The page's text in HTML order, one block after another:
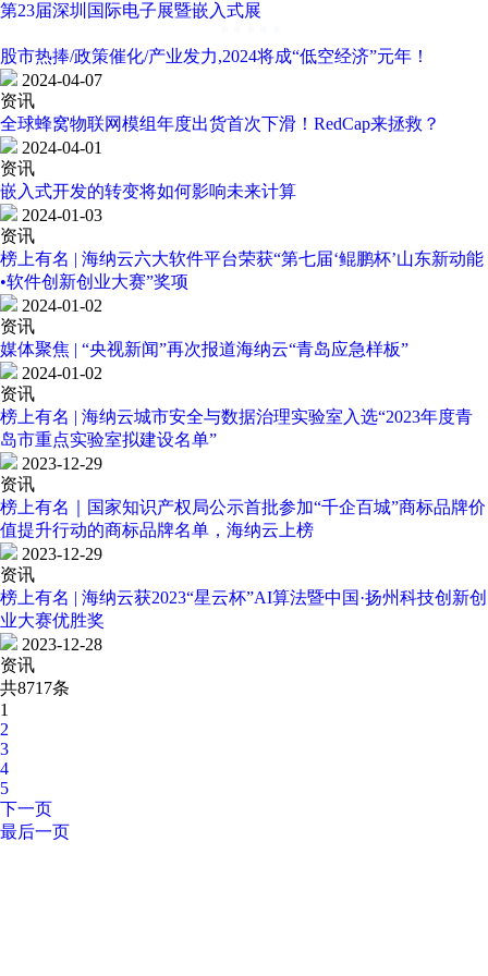
第23届深圳国际电子展暨嵌入式展
股市热捧/政策催化/产业发力,2024将成“低空经济”元年！
2024-04-07
资讯
全球蜂窝物联网模组年度出货首次下滑！RedCap来拯救？
2024-04-01
资讯
嵌入式开发的转变将如何影响未来计算
2024-01-03
资讯
榜上有名 | 海纳云六大软件平台荣获“第七届‘鲲鹏杯’山东新动能
•软件创新创业大赛”奖项
2024-01-02
资讯
媒体聚焦 | “央视新闻”再次报道海纳云“青岛应急样板”
2024-01-02
资讯
榜上有名 | 海纳云城市安全与数据治理实验室入选“2023年度青
岛市重点实验室拟建设名单”
2023-12-29
资讯
榜上有名｜国家知识产权局公示首批参加“千企百城”商标品牌价
值提升行动的商标品牌名单，海纳云上榜
2023-12-29
资讯
榜上有名 | 海纳云获2023“星云杯”AI算法暨中国·扬州科技创新创
业大赛优胜奖
2023-12-28
资讯
共8717条
1
2
3
4
5
下一页
最后一页